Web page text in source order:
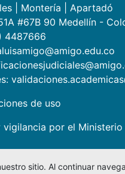
Montería
Apartadó
#67B 90 Medellín -
4487666
de uso
por el Ministerio
sitio. Al continuar